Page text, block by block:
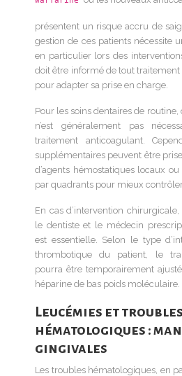
présentent un risque accru de
gestion de ces patients nécessite
en particulier lors des
doit être informé de tout
pour adapter sa prise en charge.
Pour les soins dentaires de
n’est généralement pas
traitement anticoagulant.
supplémentaires peuvent être
d’agents hémostatiques locaux
par quadrants pour mieux
En cas d’intervention
le dentiste et le médecin
est essentielle. Selon le type
thrombotique du patient, le
pourra être temporairement
héparine de bas poids moléculaire.
Leucémies et troubles
hématologiques :
gingivales
Les troubles hématologiques, en